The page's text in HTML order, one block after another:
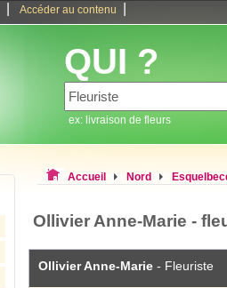
Accéder au contenu
QUI ?
ex: livraison de fleurs
Accueil Nord
Ollivier Anne-Marie -
Ollivier Anne-Marie - Fleuriste